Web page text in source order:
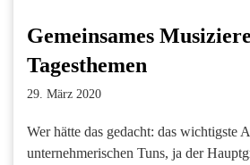
Gemeinsames
Tagesthemen
29. März 2020
Wer hätte das gedacht: das wichtigste
unternehmerischen Tuns, ja der